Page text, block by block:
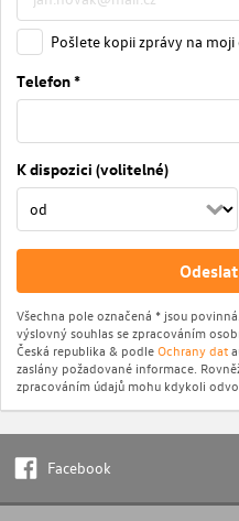
Pošlete kopii zprávy na
Telefon *
K dispozici (volitelné)
Všechna pole označená * jsou
výslovný souhlas se zpracováním
Česká republika & podleOchrany dat
zaslány požadované informace.
zpracováním údajů mohu kdykoli
Facebook